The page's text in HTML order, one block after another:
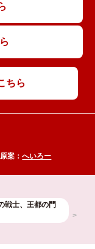
ちら
案：へいろー
戦士、王都の門